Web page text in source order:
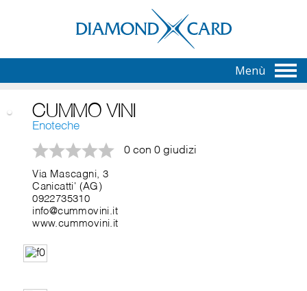
Menù
CUMMO VINI
Enoteche
0 con 0 giudizi
Via Mascagni, 3
Canicatti' (AG)
0922735310
info@cummovini.it
www.cummovini.it